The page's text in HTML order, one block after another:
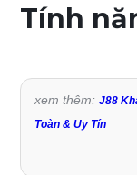
Tính
xem thêm:J88
Toàn & Uy Tín